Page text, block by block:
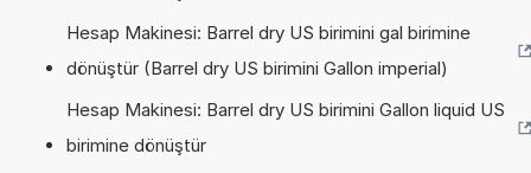
Hesap Makinesi: Barrel dry US birimini gal birimine
dönüştür (Barrel dry US birimini Gallon imperial)
Hesap Makinesi: Barrel dry US birimini Gallon liquid US
birimine dönüştür